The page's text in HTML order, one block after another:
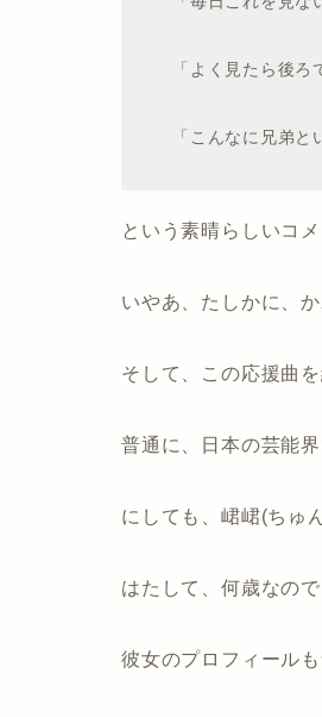
「よく見たら後ろ
「こんなに兄弟
という素晴らしいコ
いやあ、たしかに、
そして、この応援曲
普通に、日本の芸能
にしても、峮峮(ちゅ
はたして、何歳なの
彼女のプロフィールも